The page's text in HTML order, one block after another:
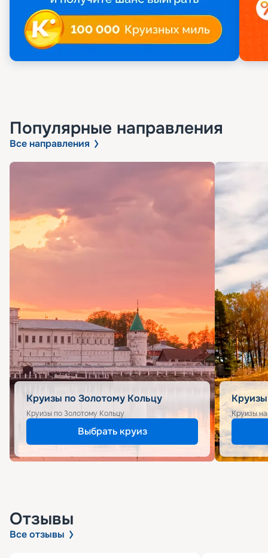
Популярные направления
Все направления
Круизы по Золотому Кольцу
Круизы по Золотому Кольцу
Выбрать круиз
Круизы
Отзывы
Все отзывы